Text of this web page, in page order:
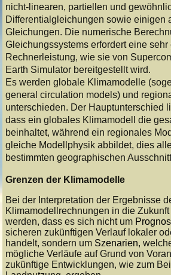
nicht-linearen, partiellen und
Differentialgleichungen sowie einigen
Gleichungen. Die numerische
Gleichungssystems erfordert eine sehr
Rechnerleistung, wie sie von
Earth Simulator bereitgestellt wird.
Es werden globale Klimamodelle
general circulation models) und
unterschieden. Der Hauptunterschied
dass ein globales Klimamodell die
beinhaltet, während ein regionales
gleiche Modellphysik abbildet, dies
bestimmten geographischen
Grenzen der Klimamodelle
Bei der Interpretation der Ergebnisse
Klimamodellrechnungen in die
werden, dass es sich nicht um
sicheren zukünftigen Verlauf lokaler
handelt, sondern um Szenarien,
mögliche Verläufe auf Grund von
zukünftige Entwicklungen, wie zum